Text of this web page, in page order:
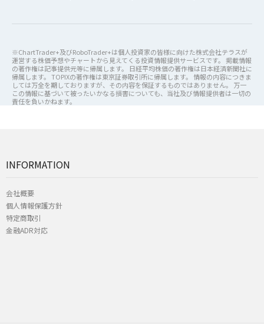
※ChartTrader+及びRoboTrader+は個人投資家の皆様に向けた株式会社テラスが
運営する株価予想やチャートから見えてくる投資情報提供サービスです。 掲載情報
の著作権は記事提供元等に帰属します。 日経平均株価の著作権は日本経済新聞社に
帰属します。 TOPIXの著作権は東京証券取引所に帰属します。 情報の内容につきま
しては万全を期しておりますが、その内容を保証するものではありません。 万一
この情報に基づいて被ったいかなる損害についても、当社及び情報提供者は一切の
責任を負いかねます。
INFORMATION
会社概要
個人情報保護方針
特定商取引
金融ADR対応